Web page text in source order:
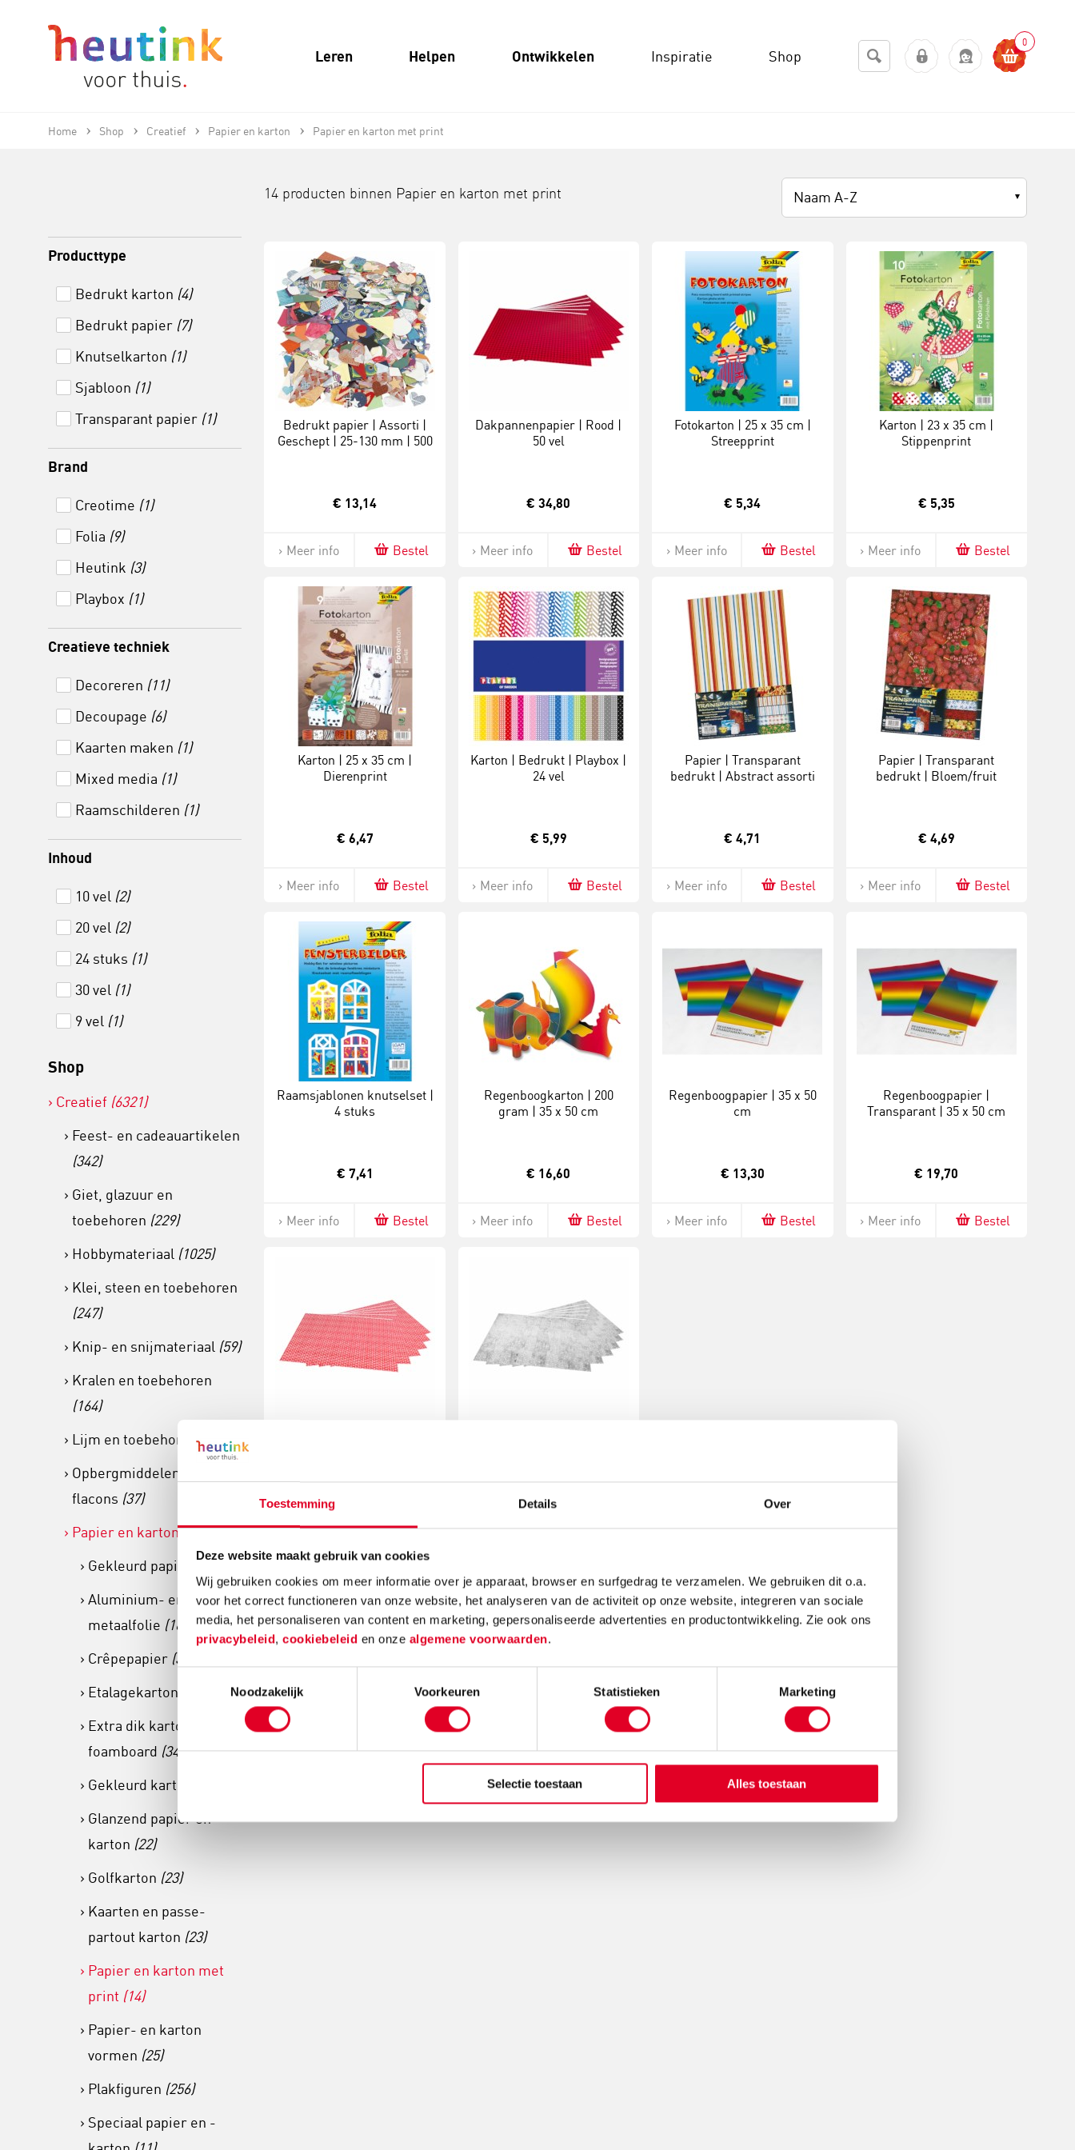
Toestemming Details Over
Deze website maakt gebruik van cookies
Wij gebruiken cookies om meer informatie over je apparaat, browser en surfgedrag te verzamelen. We gebruiken dit o.a.
voor het correct functioneren van onze website, het analyseren van de activiteit op onze website, integreren van sociale
media, het personaliseren van content en marketing, gepersonaliseerde advertenties en productontwikkeling. Zie ook ons
privacybeleid, cookiebeleid en onze algemene voorwaarden.
Noodzakelijk
Voorkeuren Statistieken Marketing
Selectie toestaan Alles toestaan
Leren Helpen Ontwikkelen Inspiratie Shop
0
Home Shop Creatief Papier en karton Papier en karton met print
Producttype
Bedrukt karton (4)
Bedrukt papier (7)
Knutselkarton (1)
Sjabloon (1)
Transparant papier (1)
Brand
Creotime (1)
Folia (9)
Heutink (3)
Playbox (1)
Creatieve techniek
Decoreren (11)
Decoupage (6)
Kaarten maken (1)
Mixed media (1)
Raamschilderen (1)
Inhoud
10 vel (2)
20 vel (2)
24 stuks (1)
30 vel (1)
9 vel (1)
Shop
Creatief (6321)
Feest- en cadeauartikelen
(342)
Giet, glazuur en
toebehoren (229)
Hobbymateriaal (1025)
Klei, steen en toebehoren
(247)
Knip- en snijmateriaal (59)
Kralen en toebehoren
(164)
Lijm en toebehoren (149)
Opbergmiddelen en lege
flacons (37)
Papier en karton(889)
Gekleurd papier (106)
Aluminium- en
metaalfolie (16)
Crêpepapier (30)
Etalagekarton
Extra dik karton en
foamboard (34)
Gekleurd karton
Glanzend papier en -
karton (22)
Golfkarton (23)
Kaarten en passe-
partout karton (23)
Papier en karton met
print (14)
Papier- en karton
vormen (25)
Plakfiguren (256)
Speciaal papier en -
14 producten binnen Papier en karton met print Naam A-Z
Bedrukt papier | Assorti |
Geschept | 25-130 mm | 500
€ 13,14
Meer info Bestel
Dakpannenpapier | Rood |
50 vel
€ 34,80
Meer info Bestel
Fotokarton | 25 x 35 cm |
Streepprint
€ 5,34
Meer info Bestel
Karton | 23 x 35 cm |
Stippenprint
€ 5,35
Meer info Bestel
Karton | 25 x 35 cm |
Dierenprint
€ 6,47
Meer info Bestel
Karton | Bedrukt | Playbox |
24 vel
€ 5,99
Meer info Bestel
Papier | Transparant
bedrukt | Abstract assorti
€ 4,71
Meer info Bestel
Papier | Transparant
bedrukt | Bloem/fruit
€ 4,69
Meer info Bestel
Raamsjablonen knutselset |
4 stuks
€ 7,41
Meer info Bestel
Regenboogkarton | 200
gram | 35 x 50 cm
€ 16,60
Meer info Bestel
Regenboogpapier | 35 x 50
cm
€ 13,30
Meer info Bestel
Regenboogpapier |
Transparant | 35 x 50 cm
€ 19,70
Meer info Bestel
€ 22,16
Meer info Bestel
€ 35,15